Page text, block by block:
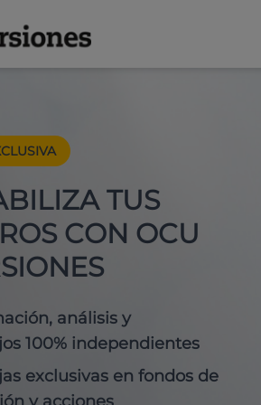
TUS
CON OCU
análisis y
100% independientes
exclusivas en fondos de